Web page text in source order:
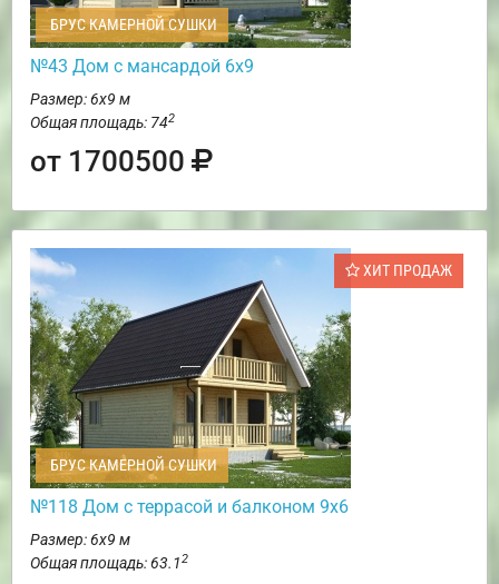
БРУС КАМЕРНОЙ СУШКИ
№43 Дом с мансардой 6х9
Размер: 6х9 м
Общая площадь: 742
от 1700500
ХИТ ПРОДАЖ
БРУС КАМЕРНОЙ СУШКИ
№118 Дом с террасой и балконом 9х6
Размер: 6х9 м
Общая площадь: 63.12